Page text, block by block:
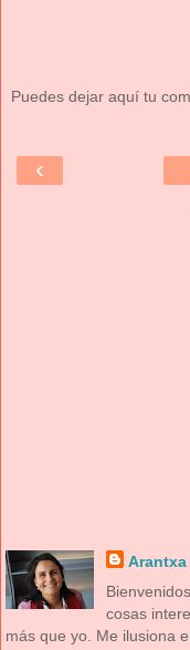
Puedes dejar aquí tu
‹
Arantxa
cosas
más que yo. Me ilusiona